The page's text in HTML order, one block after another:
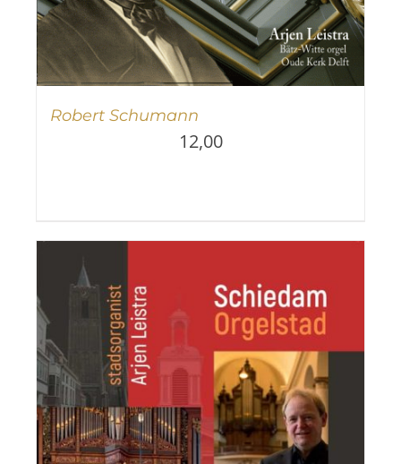
Robert Schumann
12,00